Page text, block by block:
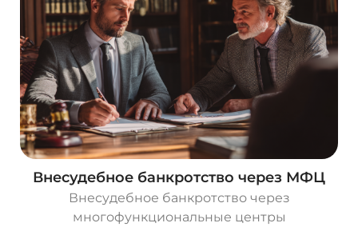
Внесудебное банкротство через МФЦ
Внесудебное банкротство через
многофункциональные центры